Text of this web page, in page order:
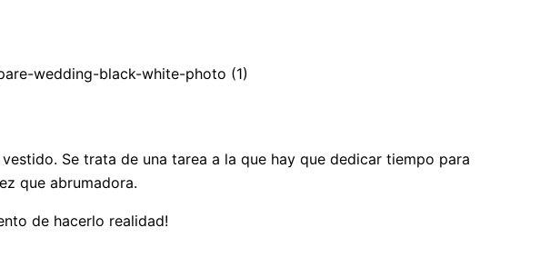
Se trata de una tarea a la que hay que dedicar tiempo para
que abrumadora.
de hacerlo realidad!